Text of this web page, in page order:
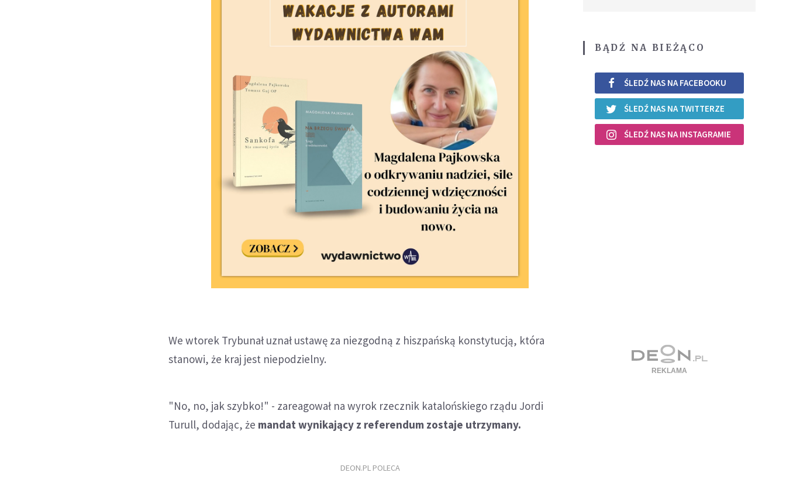
We wtorek Trybunał uznał ustawę za niezgodną z hiszpańską konstytucją, która
stanowi, że kraj jest niepodzielny.
"No, no, jak szybko!" - zareagował na wyrok rzecznik katalońskiego rządu Jordi
Turull, dodając, że mandat wynikający z referendum zostaje utrzymany.
DEON.PL POLECA
BĄDŹ NA BIEŻĄCO
ŚLEDŹ NAS NA FACEBOOKU
ŚLEDŹ NAS NA TWITTERZE
ŚLEDŹ NAS NA INSTAGRAMIE